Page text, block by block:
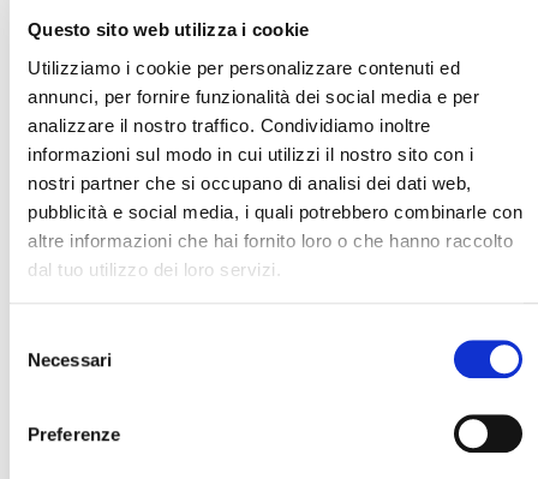
Questo sito web utilizza i cookie
Utilizziamo i cookie per personalizzare contenuti ed
annunci, per fornire funzionalità dei social media e per
analizzare il nostro traffico. Condividiamo inoltre
informazioni sul modo in cui utilizzi il nostro sito con i
nostri partner che si occupano di analisi dei dati web,
pubblicità e social media, i quali potrebbero combinarle con
altre informazioni che hai fornito loro o che hanno raccolto
dal tuo utilizzo dei loro servizi.
delNecessari
Preferenze
Non resta che preparare la valigia!
Gian Paolo Serra
Viaggiatore appassionato da oltre 20 anni
ho una laurea in legge ed un interesse
parallelo spero di fare il musicista o lo